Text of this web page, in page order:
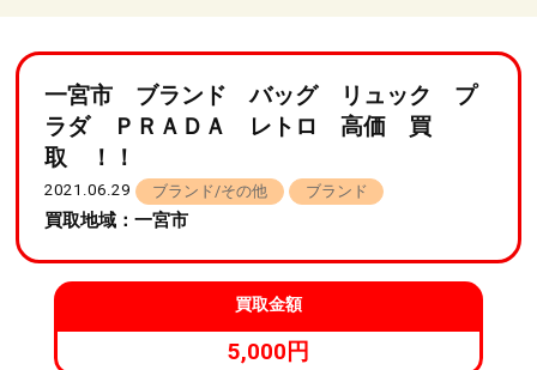
一宮市 ブランド バッグ リュック プ
ラダ ＰＲＡＤＡ レトロ 高価 買
取 ！！
2021.06.29 ブランド/その他 ブランド
買取地域：一宮市
買取金額
5,000円